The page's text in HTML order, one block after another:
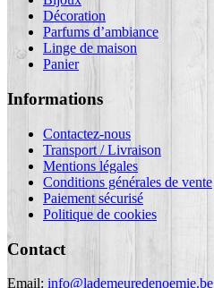
Décoration
Parfums d’ambiance
Linge de maison
Panier
Informations
Contactez-nous
Transport / Livraison
Mentions légales
Conditions générales de vente
Paiement sécurisé
Politique de cookies
Contact
Email: info@lademeuredenoemie.be